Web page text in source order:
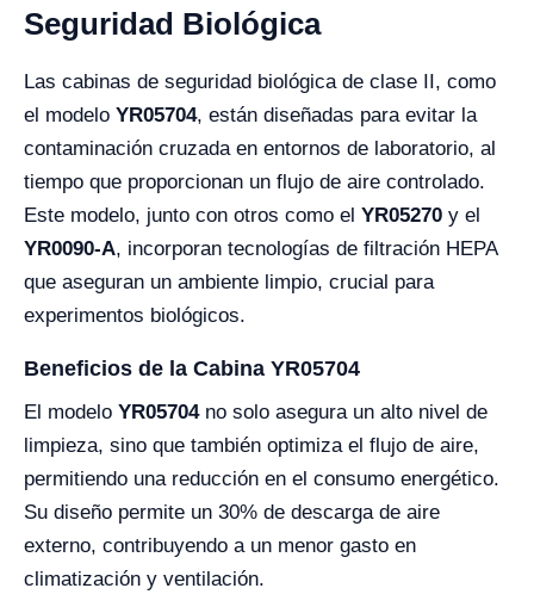
Seguridad Biológica
Las cabinas de seguridad biológica de clase II, como
el modelo YR05704, están diseñadas para evitar la
contaminación cruzada en entornos de laboratorio, al
tiempo que proporcionan un flujo de aire controlado.
Este modelo, junto con otros como el YR05270 y el
YR0090-A, incorporan tecnologías de filtración HEPA
que aseguran un ambiente limpio, crucial para
experimentos biológicos.
Beneficios de la Cabina YR05704
El modelo YR05704no solo asegura un alto nivel de
limpieza, sino que también optimiza el flujo de aire,
permitiendo una reducción en el consumo energético.
Su diseño permite un 30% de descarga de aire
externo, contribuyendo a un menor gasto en
climatización y ventilación.